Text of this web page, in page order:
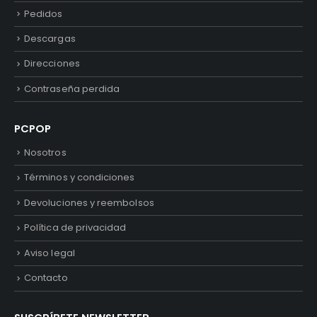
Pedidos
Descargas
Direcciones
Contraseña perdida
PCPOP
Nosotros
Términos y condiciones
Devoluciones y reembolsos
Política de privacidad
Aviso legal
Contacto